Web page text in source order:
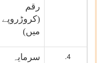
رقم
(کروڑروپے
میں)
سرمایہ